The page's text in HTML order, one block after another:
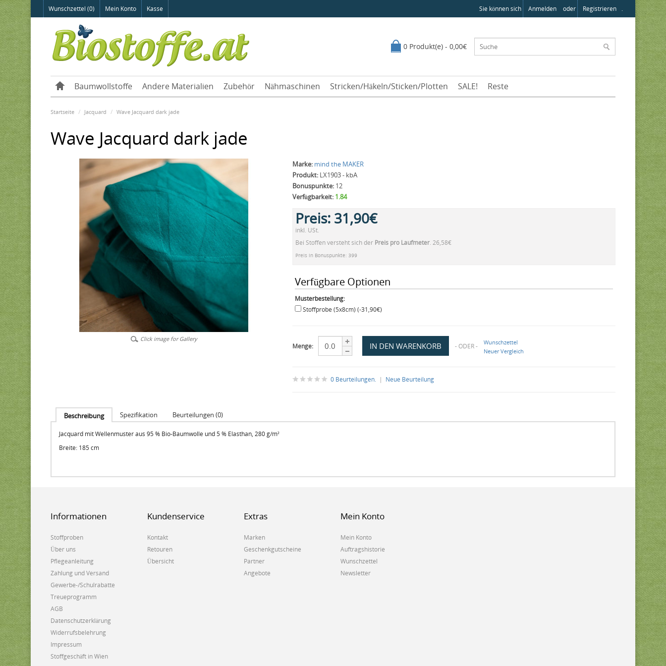
Wunschzettel (0) Mein Konto Kasse Sie können sich Anmelden oder Registrieren .
0 Produkt(e) - 0,00€
Baumwollstoffe Andere Materialien Zubehör Nähmaschinen Stricken/Häkeln/Sticken/Plotten SALE! Reste
Startseite Jacquard Wave Jacquard dark jade
Wave Jacquard dark jade
Click image for Gallery
Marke: mind the MAKER
Produkt:LX1903 - kbA
Bonuspunkte:12
Verfügbarkeit:1.84
Preis: 31,90€
inkl. USt.
Bei Stoffen versteht sich der Preis pro Laufmeter. 26,58€
Preis in Bonuspunkte: 399
Verfügbare Optionen
Musterbestellung:
Stoffprobe (5x8cm) (-31,90€)
Menge: - ODER -
Wunschzettel
Neuer Vergleich
0 Beurteilungen.| Neue Beurteilung
Beschreibung Spezifikation Beurteilungen (0)
Jacquard mit Wellenmuster aus 95 % Bio-Baumwolle und 5 % Elasthan, 280 g/m²
Breite: 185 cm
Informationen
Stoffproben
Über uns
Pflegeanleitung
Zahlung und Versand
Gewerbe-/Schulrabatte
Treueprogramm
AGB
Datenschutzerklärung
Widerrufsbelehrung
Impressum
Stoffgeschäft in Wien
Kundenservice
Kontakt
Retouren
Übersicht
Extras
Marken
Geschenkgutscheine
Partner
Angebote
Mein Konto
Mein Konto
Auftragshistorie
Wunschzettel
Newsletter